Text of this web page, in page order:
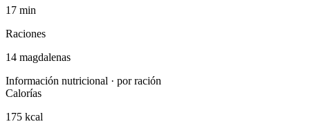
17 min
Raciones
14 magdalenas
Información nutricional · por ración
Calorías
175 kcal